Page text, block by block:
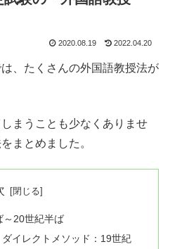
2020.08.19 2022.04.20
、たくさんの外国語教授法が
まうことも少なくありませ
まとめました。
～20世紀半ば
イレクトメソッド：19世紀